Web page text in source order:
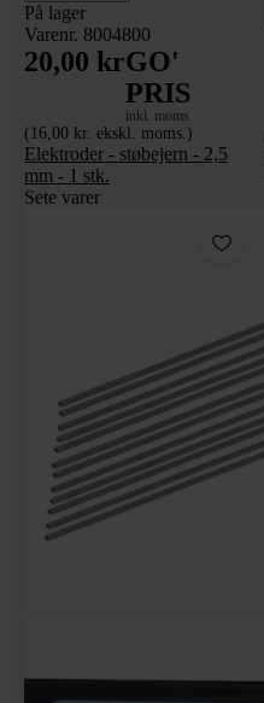
På lager
Varenr. 8004800
20,00 krGO'
PRIS
inkl. moms
(16,00 kr. ekskl. moms.)
Elektroder - støbejern - 2,5
mm - 1 stk.
Sete varer